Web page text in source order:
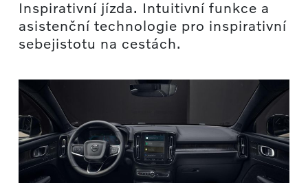
Inspirativní jízda. Intuitivní funkce a
asistenční technologie pro inspirativní
sebejistotu na cestách.